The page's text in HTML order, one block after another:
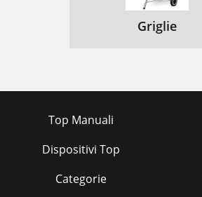
Griglie
Top Manuali
Dispositivi Top
Categorie